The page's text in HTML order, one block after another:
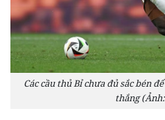
Các cầu thủ Bỉ chưa đủ sắc bén
thắng